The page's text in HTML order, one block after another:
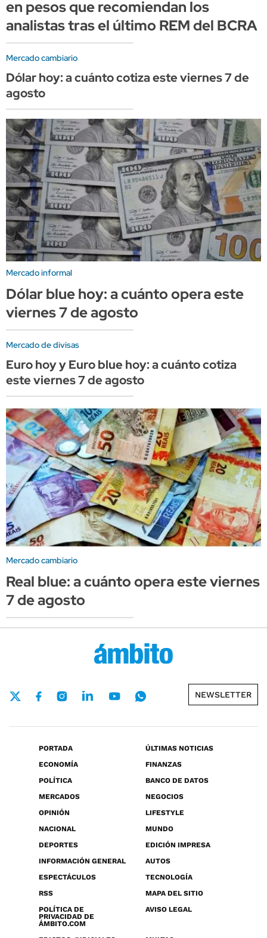
en pesos que recomiendan los
analistas tras el último REM del BCRA
Mercado cambiario
Dólar hoy: a cuánto cotiza este viernes 7 de
agosto
Mercado informal
Dólar blue hoy: a cuánto opera este
viernes 7 de agosto
Mercado de divisas
Euro hoy y Euro blue hoy: a cuánto cotiza
este viernes 7 de agosto
Mercado cambiario
Real blue: a cuánto opera este viernes
7 de agosto
NEWSLETTER
PORTADA
ÚLTIMAS NOTICIAS
ECONOMÍA
FINANZAS
POLÍTICA
BANCO DE DATOS
MERCADOS
NEGOCIOS
OPINIÓN
LIFESTYLE
NACIONAL
MUNDO
DEPORTES
EDICIÓN IMPRESA
INFORMACIÓN GENERAL
AUTOS
ESPECTÁCULOS
TECNOLOGÍA
RSS
MAPA DEL SITIO
POLÍTICA DE
PRIVACIDAD DE
ÁMBITO.COM
AVISO LEGAL